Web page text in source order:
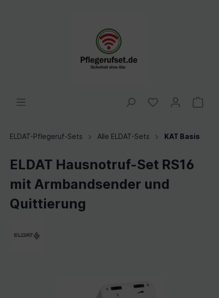
ELDAT-Pflegeruf-Sets Alle ELDAT-Sets KAT Basis
ELDAT Hausnotruf-Set RS16
mit Armbandsender und
Quittierung